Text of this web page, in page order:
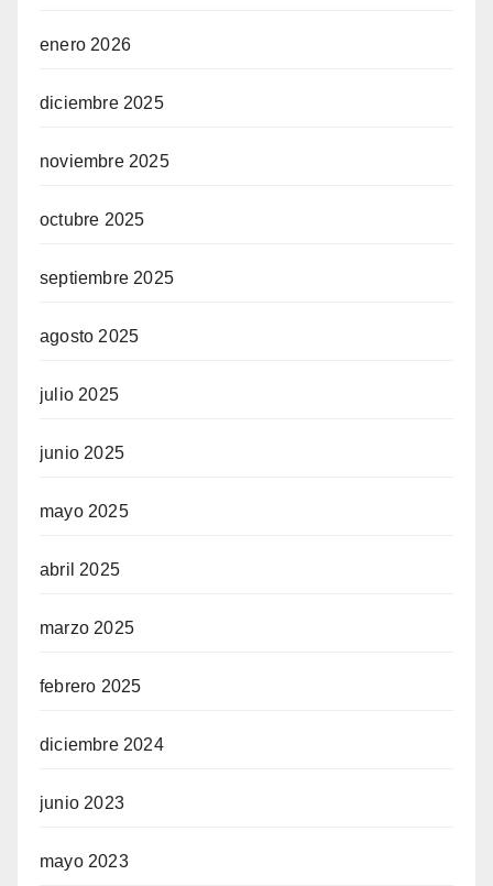
enero 2026
diciembre 2025
noviembre 2025
octubre 2025
septiembre 2025
agosto 2025
julio 2025
junio 2025
mayo 2025
abril 2025
marzo 2025
febrero 2025
diciembre 2024
junio 2023
mayo 2023